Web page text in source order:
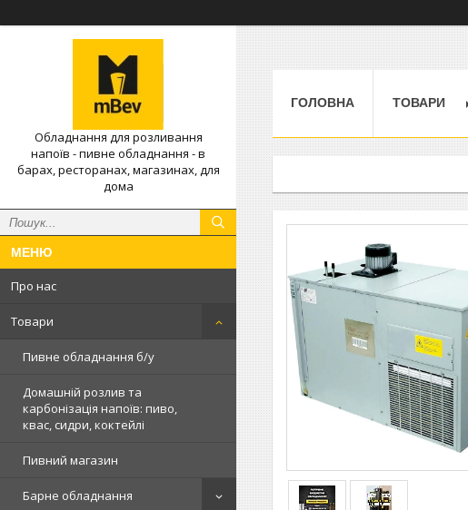
Обладнання для розливання
напоїв - пивне обладнання - в
барах, ресторанах, магазинах, для
дома
Про нас
Товари
Пивне обладнання б/у
Домашній розлив та
карбонізація напоїв: пиво,
квас, сидри, коктейлі
Пивний магазин
Барне обладнання
ГОЛОВНА ТОВАРИ